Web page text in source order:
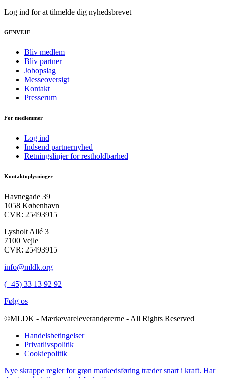
Log ind for at tilmelde dig nyhedsbrevet
GENVEJE
Bliv medlem
Bliv partner
Jobopslag
Messeoversigt
Kontakt
Presserum
For medlemmer
Log ind
Indsend partnernyhed
Retningslinjer for restholdbarhed
Kontaktoplysninger
Havnegade 39
1058 København
CVR: 25493915
Lysholt Allé 3
7100 Vejle
CVR: 25493915
info@mldk.org
(+45) 33 13 92 92
Følg os
©MLDK - Mærkevareleverandørerne - All Rights Reserved
Handelsbetingelser
Privatlivspolitik
Cookiepolitik
Nye skrappe regler for grøn markedsføring træder snart i kraft. Har